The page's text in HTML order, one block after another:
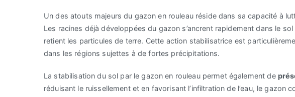
Un des atouts majeurs du gazon en rouleau réside dans sa capacité à
Les racines déjà développées du gazon s’ancrent rapidement dans le
retient les particules de terre. Cette action stabilisatrice est
dans les régions sujettes à de fortes précipitations.
La stabilisation du sol par le gazon en rouleau permet également de
réduisant le ruissellement et en favorisant l’infiltration de l’eau, le gazon